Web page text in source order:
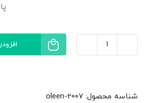
روشویی
شناسه محصول: oleen-2007